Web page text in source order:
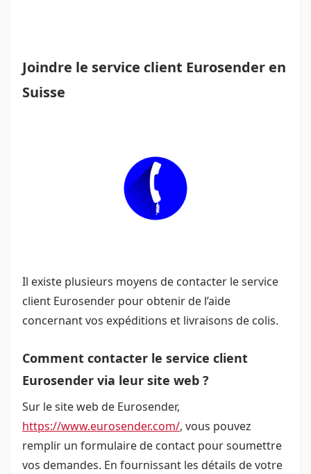
Joindre le service client Eurosender en
Suisse
Il existe plusieurs moyens de contacter le service
client Eurosender pour obtenir de l’aide
concernant vos expéditions et livraisons de colis.
Comment contacter le service client
Eurosender via leur site web ?
Sur le site web de Eurosender,
https://www.eurosender.com/, vous pouvez
remplir un formulaire de contact pour soumettre
vos demandes. En fournissant les détails de votre